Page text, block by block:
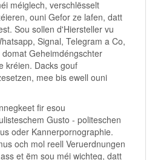
méiglech, verschlësselt
ouni Gefor ze lafen, datt
Sou sollen d'Hiersteller vu
Signal, Telegram a Co,
Geheimdéngschter
kréien. Dacks gouf
mee bis ewell ouni
fir esou
Gusto - politeschen
oder Kannerpornographie.
och mol reell Veruerdnungen
et ëm sou méi wichteg, datt